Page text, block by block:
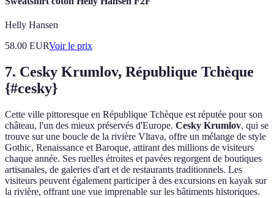
Helly Hansen
58.00 EURVoir le prix
7. Cesky Krumlov, République Tchèque
{#cesky}
Cette ville pittoresque en République Tchèque est réputée pour son
château, l'un des mieux préservés d'Europe. Cesky Krumlov, qui se
trouve sur une boucle de la rivière Vltava, offre un mélange de style
Gothic, Renaissance et Baroque, attirant des millions de visiteurs
chaque année. Ses ruelles étroites et pavées regorgent de boutiques
artisanales, de galeries d'art et de restaurants traditionnels. Les
visiteurs peuvent également participer à des excursions en kayak sur
la rivière, offrant une vue imprenable sur les bâtiments historiques.